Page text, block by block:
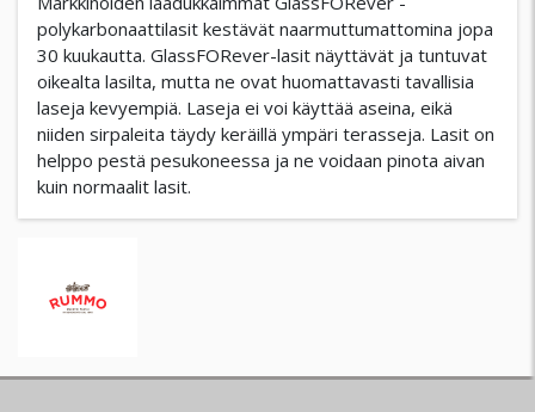
polykarbonaattilasit kestävät naarmuttumattomina jopa
30 kuukautta. GlassFORever-lasit näyttävät ja tuntuvat
oikealta lasilta, mutta ne ovat huomattavasti tavallisia
laseja kevyempiä. Laseja ei voi käyttää aseina, eikä
niiden sirpaleita täydy keräillä ympäri terasseja. Lasit on
helppo pestä pesukoneessa ja ne voidaan pinota aivan
kuin normaalit lasit.